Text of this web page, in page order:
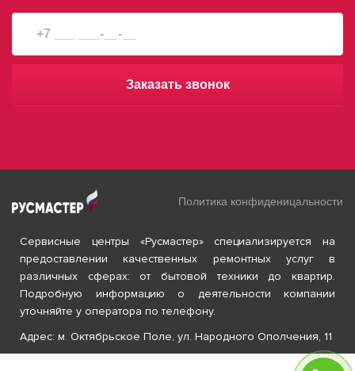
Заказать звонок
Политика конфиденицальности
Сервисные центры «Русмастер» специализируется на
предоставлении качественных ремонтных услуг в
различных сферах: от бытовой техники до квартир.
Подробную информацию о деятельности компании
уточняйте у оператора по телефону.
Адрес: м. Октябрьское Поле, ул. Народного Ополчения, 11